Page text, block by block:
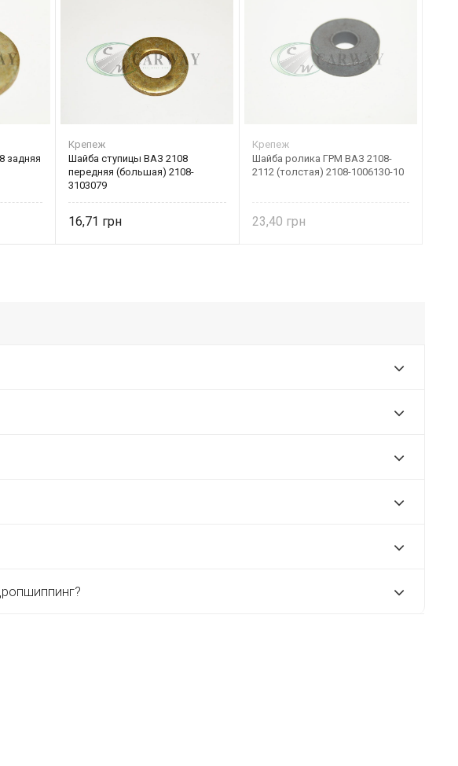
задняя
Крепеж
Шайба ступицы ВАЗ 2108
передняя (большая) 2108-
3103079
16,71
Крепеж
Шайба ролика ГРМ ВАЗ 2108-
2112 (толстая) 2108-1006130-10
23,40